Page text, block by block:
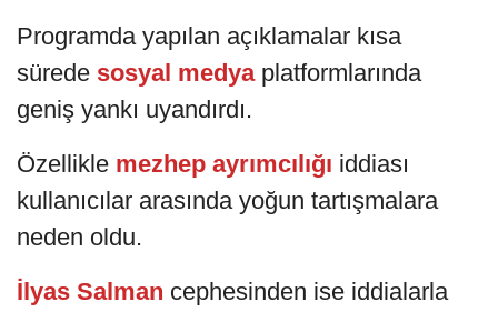
Programda yapılan açıklamalar kısa
sürede sosyal medyaplatformlarında
geniş yankı uyandırdı.
Özellikle mezhep ayrımcılığı iddiası
kullanıcılar arasında yoğun tartışmalara
neden oldu.
İlyas Salman cephesinden ise iddialarla